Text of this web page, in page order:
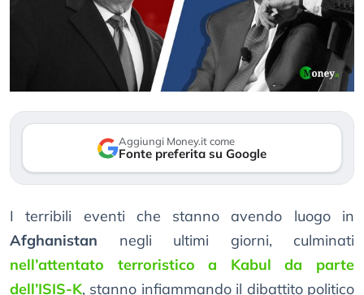
Aggiungi Money.it come
Fonte preferita su Google
I terribili eventi che stanno avendo luogo in
Afghanistan negli ultimi giorni, culminati
nell’attentato terroristico a Kabul da parte
dell’ISIS-K, stanno infiammando il dibattito politico